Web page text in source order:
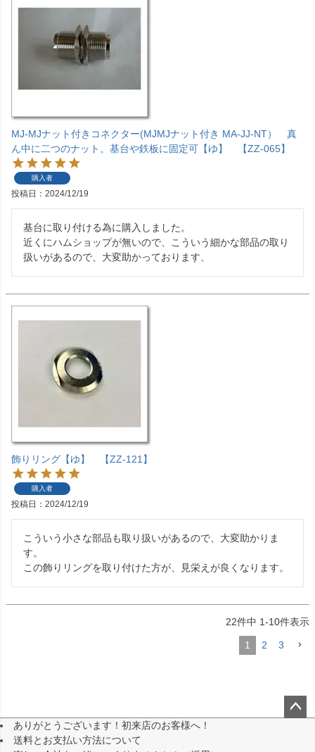
MJ-MJナット付きコネクター(MJMJナット付き MA-JJ-NT） 真
ん中に二つのナット。基台や鉄板に固定可【ゆ】 【ZZ-065】
購入者
投稿日 2024/12/19
基台に取り付ける為に購入しました。
近くにハムショップが無いので、こういう細かな部品の取り
扱いがあるので、大変助かっております、
飾りリング【ゆ】 【ZZ-121】
購入者
投稿日 2024/12/19
こういう小さな部品も取り扱いがあるので、大変助かりま
す。
この飾りリングを取り付けた方が、見栄えが良くなります。
22件中 1-10件表示
1 2 3
ありがとうございます！初来店のお客様へ！
送料とお支払い方法について